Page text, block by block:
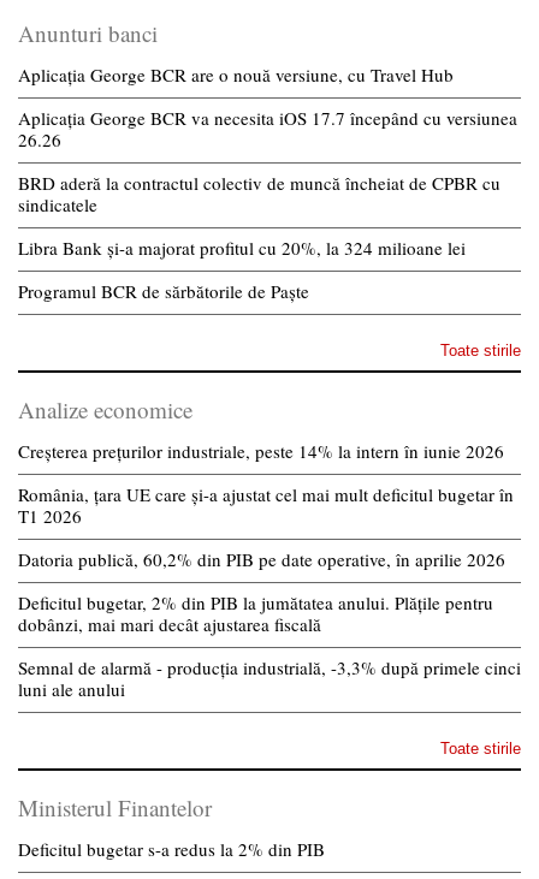
Anunturi banci
Aplicația George BCR are o nouă versiune, cu Travel Hub
Aplicația George BCR va necesita iOS 17.7 începând cu versiunea
26.26
BRD aderă la contractul colectiv de muncă încheiat de CPBR cu
sindicatele
Libra Bank și-a majorat profitul cu 20%, la 324 milioane lei
Programul BCR de sărbătorile de Paște
Toate stirile
Analize economice
Creșterea prețurilor industriale, peste 14% la intern în iunie 2026
România, țara UE care și-a ajustat cel mai mult deficitul bugetar în
T1 2026
Datoria publică, 60,2% din PIB pe date operative, în aprilie 2026
Deficitul bugetar, 2% din PIB la jumătatea anului. Plățile pentru
dobânzi, mai mari decât ajustarea fiscală
Semnal de alarmă - producția industrială, -3,3% după primele cinci
luni ale anului
Toate stirile
Ministerul Finantelor
Deficitul bugetar s-a redus la 2% din PIB